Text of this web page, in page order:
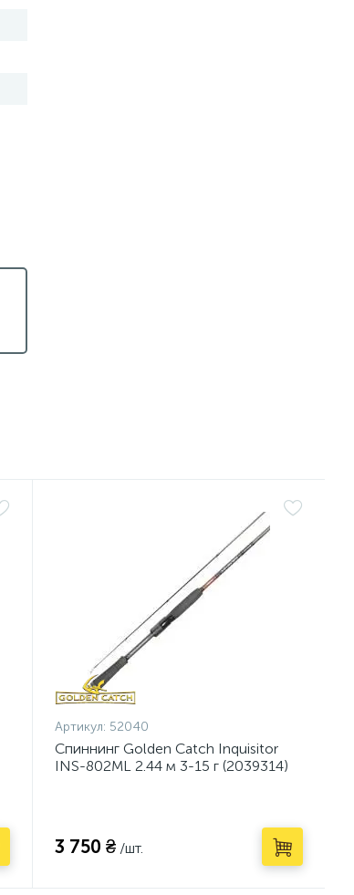
Артикул: 52040
Спиннинг Golden Catch Inquisitor
INS-802ML 2.44 м 3-15 г (2039314)
3 750 ₴ /шт.